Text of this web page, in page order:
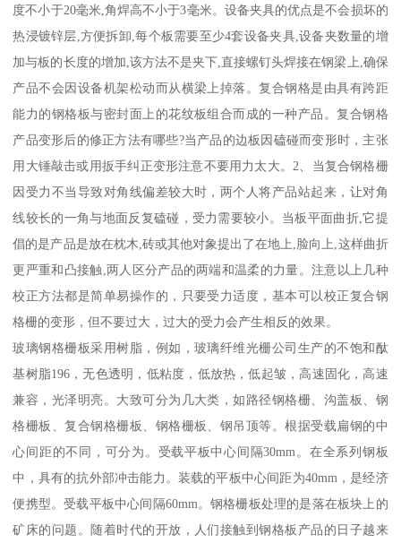
度不小于20毫米,角焊高不小于3毫米。设备夹具的优点是不会损坏的
热浸镀锌层,方便拆卸,每个板需要至少4套设备夹具,设备夹数量的增
加与板的长度的增加,该方法不是夹下,直接螺钉头焊接在钢梁上,确保
产品不会因设备机架松动而从横梁上掉落。复合钢格是由具有跨距
能力的钢格板与密封面上的花纹板组合而成的一种产品。复合钢格
产品变形后的修正方法有哪些?当产品的边板因磕碰而变形时，主张
用大锤敲击或用扳手纠正变形注意不要用力太大。2、当复合钢格栅
因受力不当导致对角线偏差较大时，两个人将产品站起来，让对角
线较长的一角与地面反复磕碰，受力需要较小。当板平面曲折,它提
倡的是产品是放在枕木,砖或其他对象提出了在地上,脸向上,这样曲折
更严重和凸接触,两人区分产品的两端和温柔的力量。注意以上几种
校正方法都是简单易操作的，只要受力适度，基本可以校正复合钢
格栅的变形，但不要过大，过大的受力会产生相反的效果。
玻璃钢格栅板采用树脂，例如，玻璃纤维光栅公司生产的不饱和酞
基树脂196，无色透明，低粘度，低放热，低起皱，高速固化，高速
兼容，光泽明亮。大致可分为几大类，如路径钢格栅、沟盖板、钢
格栅板、复合钢格栅板、钢格栅板、钢吊顶等。根据受载扁钢的中
心间距的不同，可分为。受载平板中心间隔30mm。在全系列钢板
中，具有的抗外部冲击能力。装载的平板中心间距为40mm，是经济
便携型。受载平板中心间隔60mm。钢格栅板处理的是落在板块上的
矿床的问题。随着时代的开放，人们接触到钢格板产品的日子越来